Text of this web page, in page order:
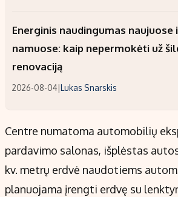
Energinis naudingumas naujuose
namuose: kaip nepermokėti už
renovaciją
2026-08-04|Lukas Snarskis
Centre numatoma automobilių
pardavimo salonas, išplėstas
kv. metrų erdvė naudotiems
planuojama įrengti erdvę su